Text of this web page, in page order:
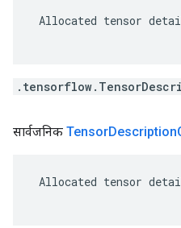
Allocated tensor
सार्वजनिक TensorDescription
Allocated tensor